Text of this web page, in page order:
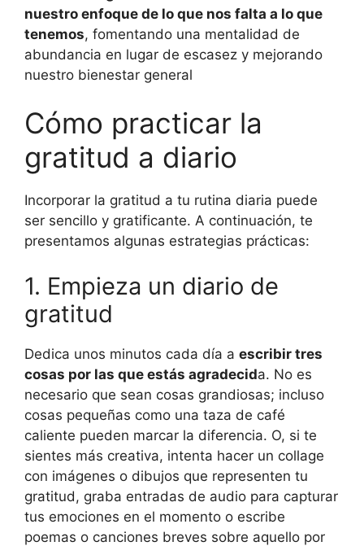
nuestro enfoque de lo que nos falta a lo que
tenemos, fomentando una mentalidad de
abundancia en lugar de escasez y mejorando
nuestro bienestar general
Cómo practicar la
gratitud a diario
Incorporar la gratitud a tu rutina diaria puede
ser sencillo y gratificante. A continuación, te
presentamos algunas estrategias prácticas:
1. Empieza un diario de
gratitud
Dedica unos minutos cada día a escribir tres
cosas por las que estás agradecida. No es
necesario que sean cosas grandiosas; incluso
cosas pequeñas como una taza de café
caliente pueden marcar la diferencia. O, si te
sientes más creativa, intenta hacer un collage
con imágenes o dibujos que representen tu
gratitud, graba entradas de audio para capturar
tus emociones en el momento o escribe
poemas o canciones breves sobre aquello por